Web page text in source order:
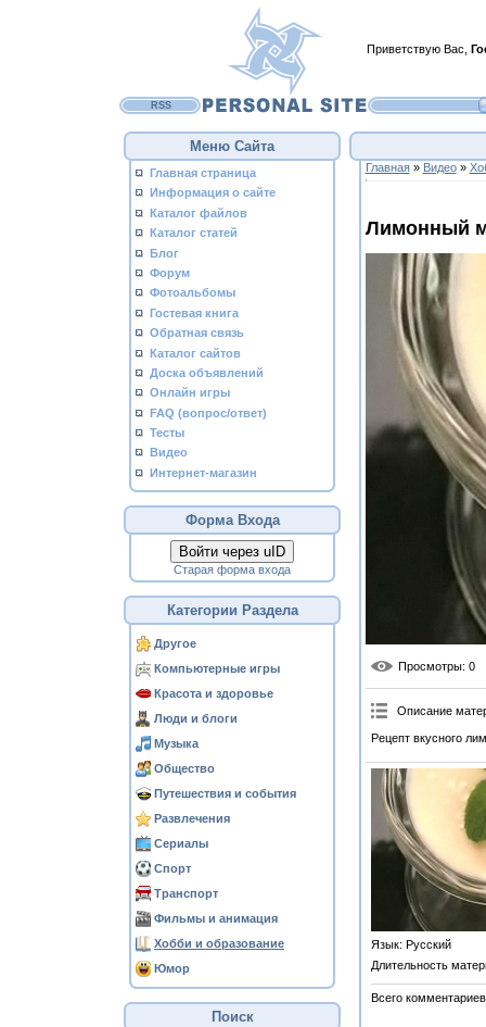
Приветствую Вас
RSS
Меню Сайта
Главная страница
Информация о сайте
Каталог файлов
Каталог статей
Блог
Форум
Фотоальбомы
Гостевая книга
Обратная связь
Каталог сайтов
Доска объявлений
Онлайн игры
FAQ (вопрос/ответ)
Тесты
Видео
Интернет-магазин
Форма Входа
Войти через uID
Старая форма входа
Категории Раздела
Другое
Компьютерные игры
Красота и здоровье
Люди и блоги
Музыка
Общество
Путешествия и события
Развлечения
Сериалы
Спорт
Транспорт
Фильмы и анимация
Хобби и образование
Юмор
Поиск
Главная» Видео»
Лимонный
Просмотры: 0
Описание
Рецепт вкусного
Язык: Русский
Длительность
Всего комментариев